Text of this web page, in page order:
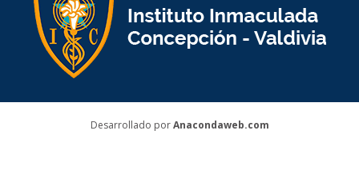
Desarrollado porAnacondaweb.com